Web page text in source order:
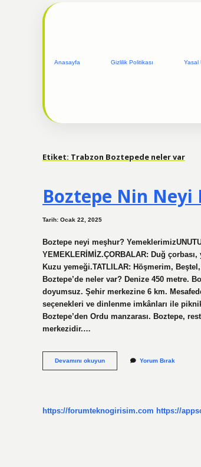
Anasayfa Gizlilik Politikası Yasal
Etiket: Trabzon Boztepede neler var
Boztepe Nin Neyi
Tarih: Ocak 22, 2025
Boztepe neyi meşhur?
YEMEKLERİMİZ.ÇORBALAR: Duğ
Kuzu yemeği.TATLILAR: Höşmerim,
Boztepe’de neler var? Denize 450 metre.
doyumsuz. Şehir merkezine 6 km.
seçenekleri ve dinlenme imkânları ile
Boztepe’den Ordu manzarası. Boztepe,
merkezidir.…
Devamını okuyunBoztepe
Nin
Yorum Bırak
https://forumteknogirisim.com https://